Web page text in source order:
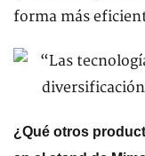
forma más
¿Qué otros